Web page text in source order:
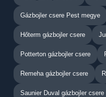
Gázbojler csere Pest megye
Hőterm gázbojler csere
Potterton gázbojler csere
Remeha gázbojler csere
Saunier Duval gázbojler csere